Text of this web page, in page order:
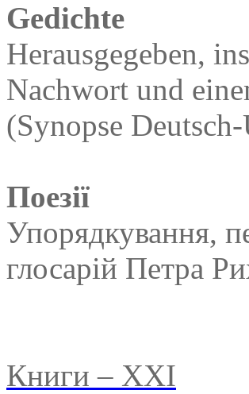
Gedichte
Herausgegeben,
Nachwort und
(Synopse
Поезії
Упорядкування,
глосарій Петра
Книги – XXI